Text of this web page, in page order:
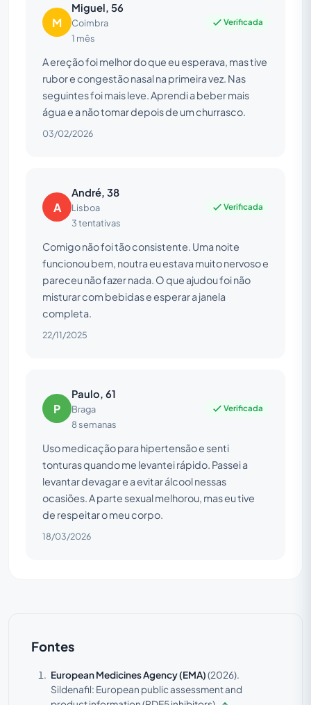
M
Miguel, 56
Coimbra
1 mês
Verificada
A ereção foi melhor do que eu esperava, mas tive
rubor e congestão nasal na primeira vez. Nas
seguintes foi mais leve. Aprendi a beber mais
água e a não tomar depois de um churrasco.
03/02/2026
A
André, 38
Lisboa
3 tentativas
Verificada
Comigo não foi tão consistente. Uma noite
funcionou bem, noutra eu estava muito nervoso e
pareceu não fazer nada. O que ajudou foi não
misturar com bebidas e esperar a janela
completa.
22/11/2025
P
Paulo, 61
Braga
8 semanas
Verificada
Uso medicação para hipertensão e senti
tonturas quando me levantei rápido. Passei a
levantar devagar e a evitar álcool nessas
ocasiões. A parte sexual melhorou, mas eu tive
de respeitar o meu corpo.
18/03/2026
Fontes
European Medicines Agency (EMA)(2026).
Sildenafil: European public assessment and